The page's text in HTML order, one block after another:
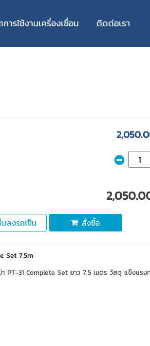
รใช้งานเครื่องเชื่อม ติดต่อเรา
มลงรถเข็น สั่งซื้อ
Set 7.5m
PT-31 Complete Set ยาว 7.5 เมตร วัสดุ แข็งแรง